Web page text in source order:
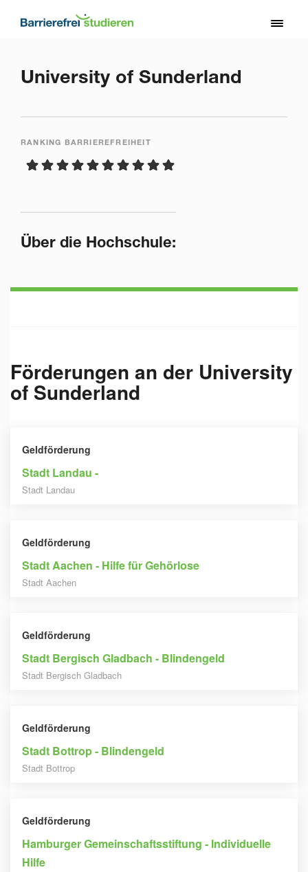
University of Sunderland
RANKING BARRIEREFREIHEIT
Über die Hochschule:
Förderungen an der University
of Sunderland
Geldförderung
Stadt Landau -
Stadt Landau
Geldförderung
Stadt Aachen - Hilfe für Gehörlose
Stadt Aachen
Geldförderung
Stadt Bergisch Gladbach - Blindengeld
Stadt Bergisch Gladbach
Geldförderung
Stadt Bottrop - Blindengeld
Stadt Bottrop
Geldförderung
Hamburger Gemeinschaftsstiftung - Individuelle
Hilfe